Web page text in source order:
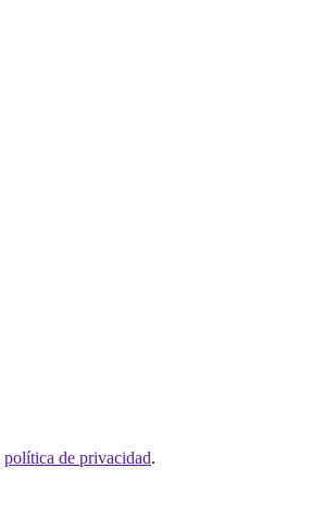
política de privacidad.